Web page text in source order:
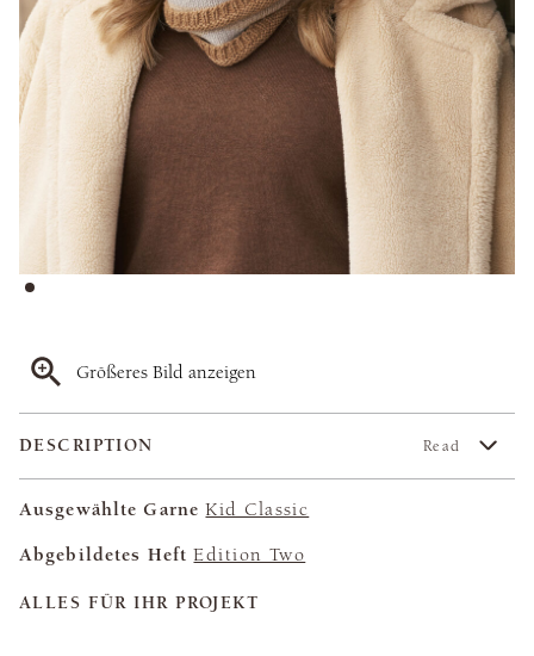
Größeres Bild anzeigen
DESCRIPTION Read
Ausgewählte Garne Kid Classic
Abgebildetes Heft Edition Two
ALLES FÜR IHR PROJEKT